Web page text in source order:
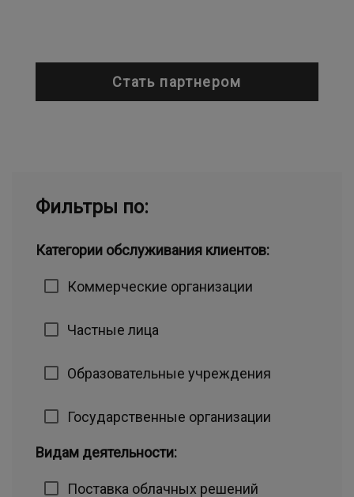
Стать партнером
Фильтры по:
Категории обслуживания клиентов:
Коммерческие организации
Частные лица
Образовательные учреждения
Государственные организации
Видам деятельности:
Поставка облачных решений